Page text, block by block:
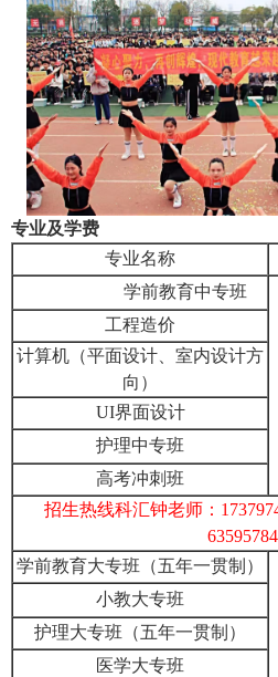
专业及学费
专业名称
学前教育中专班
工程造价
计算机（平面设计、室内设计方
向）
UI界面设计
护理中专班
高考冲刺班
招生热线科汇钟老师：
学前教育大专班（五年一贯制）
小教大专班
护理大专班（五年一贯制）
医学大专班